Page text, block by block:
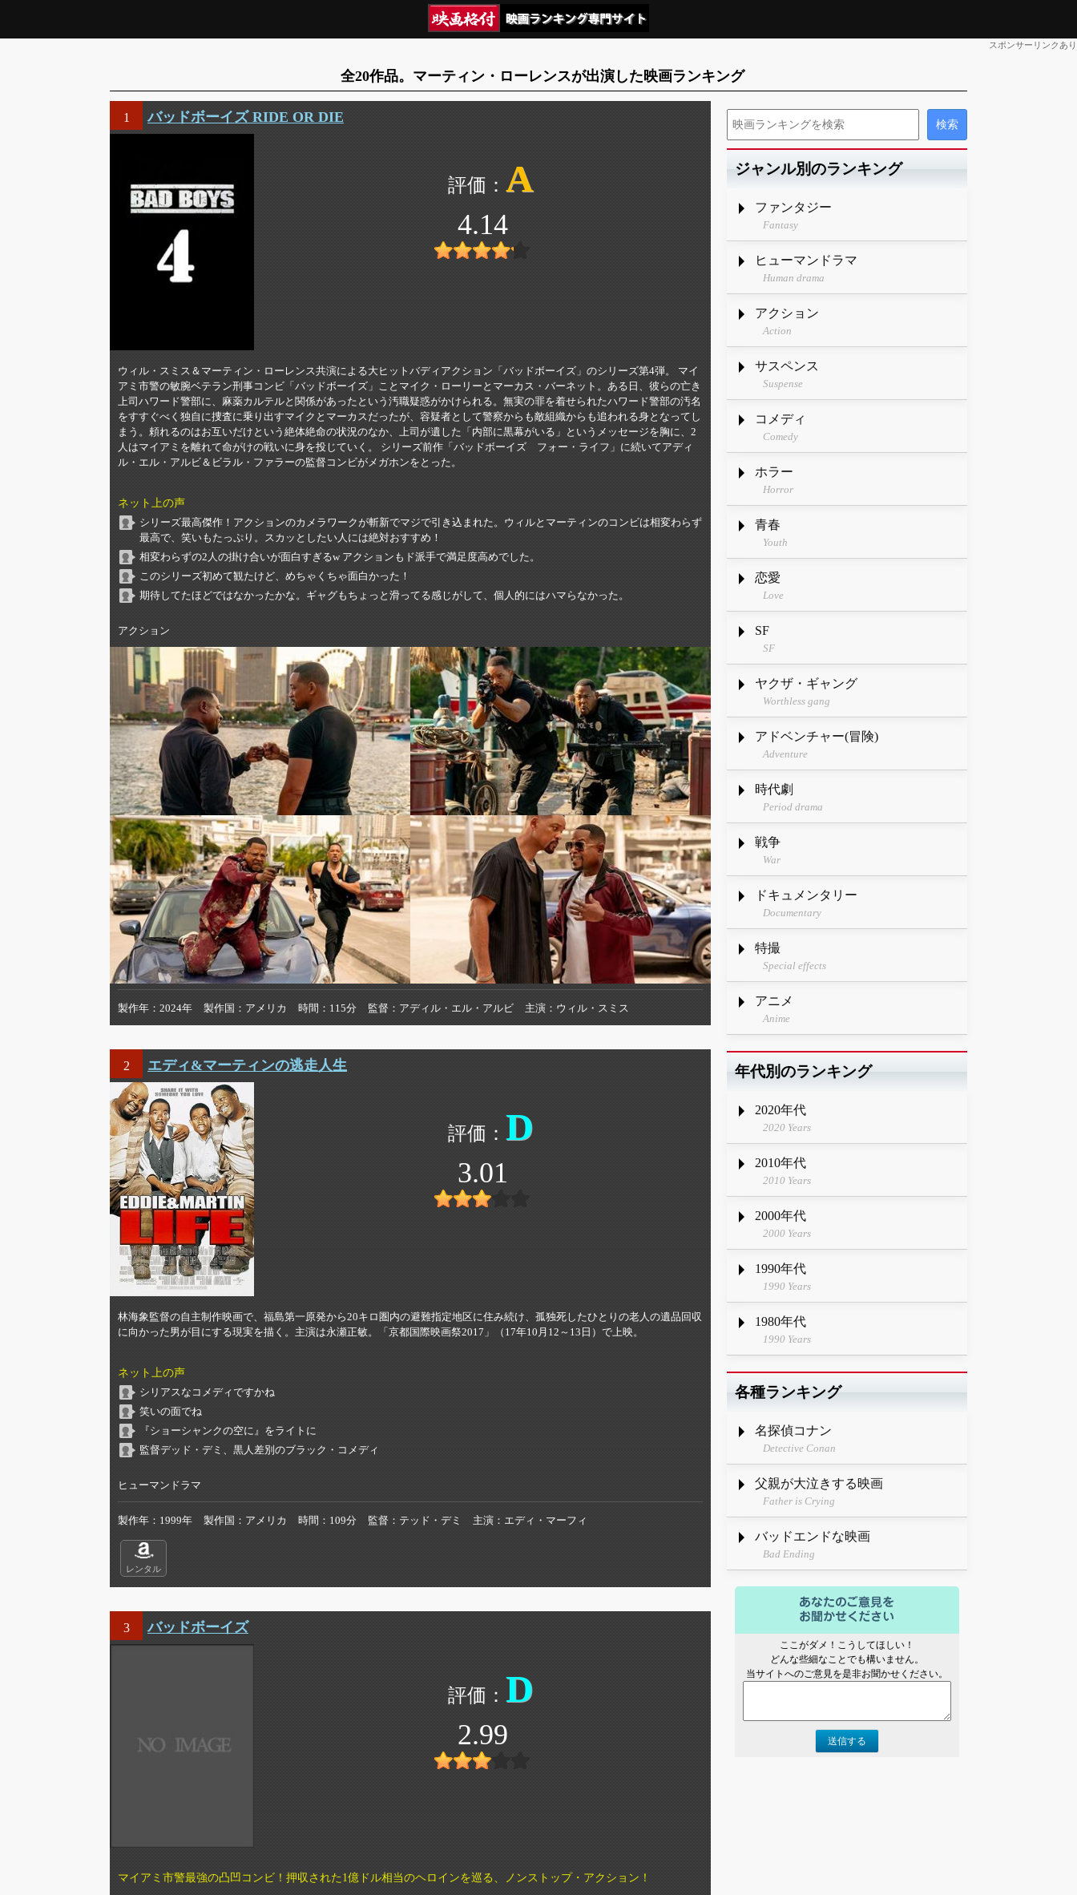
スポンサーリンクあり
全20作品。マーティン・ローレンスが出演した映画ランキング
1 バッドボーイズ RIDE OR DIE
A
4.14
ウィル・スミス＆マーティン・ローレンス共演による大ヒットバディアクション「バッドボーイズ」のシリーズ第4弾。 マイ
アミ市警の敏腕ベテラン刑事コンビ「バッドボーイズ」ことマイク・ローリーとマーカス・バーネット。ある日、彼らの亡き
上司ハワード警部に、麻薬カルテルと関係があったという汚職疑惑がかけられる。無実の罪を着せられたハワード警部の汚名
をすすぐべく独自に捜査に乗り出すマイクとマーカスだったが、容疑者として警察からも敵組織からも追われる身となってし
まう。頼れるのはお互いだけという絶体絶命の状況のなか、上司が遺した「内部に黒幕がいる」というメッセージを胸に、2
人はマイアミを離れて命がけの戦いに身を投じていく。 シリーズ前作「バッドボーイズ フォー・ライフ」に続いてアディ
ル・エル・アルビ＆ビラル・ファラーの監督コンビがメガホンをとった。
ネット上の声
シリーズ最高傑作！アクションのカメラワークが斬新でマジで引き込まれた。ウィルとマーティンのコンビは相変わらず
最高で、笑いもたっぷり。スカッとしたい人には絶対おすすめ！
相変わらずの2人の掛け合いが面白すぎるw アクションもド派手で満足度高めでした。
このシリーズ初めて観たけど、めちゃくちゃ面白かった！
期待してたほどではなかったかな。ギャグもちょっと滑ってる感じがして、個人的にはハマらなかった。
アクション
製作年 2024年 製作国 アメリカ 時間 115分 監督 アディル・エル・アルビ 主演 ウィル・スミス
2 エディ&マーティンの逃走人生
D
3.01
林海象監督の自主制作映画で、福島第一原発から20キロ圏内の避難指定地区に住み続け、孤独死したひとりの老人の遺品回収
に向かった男が目にする現実を描く。主演は永瀬正敏。「京都国際映画祭2017」（17年10月12～13日）で上映。
ネット上の声
シリアスなコメディですかね
笑いの面でね
『ショーシャンクの空に』をライトに
監督デッド・デミ、黒人差別のブラック・コメディ
ヒューマンドラマ
製作年 1999年 製作国 アメリカ 時間 109分 監督 テッド・デミ 主演 エディ・マーフィ
レンタル
3 バッドボーイズ
D
2.99
マイアミ市警最強の凸凹コンビ！押収された1億ドル相当のヘロインを巡る、ノンストップ・アクション！
ジャンル別のランキング
ファンタジー
Fantasy
ヒューマンドラマ
Human drama
アクション
Action
サスペンス
Suspense
コメディ
Comedy
ホラー
Horror
青春
Youth
恋愛
Love
SF
SF
ヤクザ・ギャング
Worthless gang
アドベンチャー(冒険)
Adventure
時代劇
Period drama
戦争
War
ドキュメンタリー
Documentary
特撮
Special effects
アニメ
Anime
年代別のランキング
2020年代
2020 Years
2010年代
2010 Years
2000年代
2000 Years
1990年代
1990 Years
1980年代
1990 Years
各種ランキング
名探偵コナン
Detective Conan
父親が大泣きする映画
Father is Crying
バッドエンドな映画
Bad Ending
ここがダメ！こうしてほしい！
どんな些細なことでも構いません。
当サイトへのご意見を是非お聞かせください。
送信する